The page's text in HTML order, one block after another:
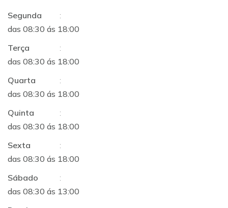
Segunda
:
das 08:30 ás 18:00
Terça
:
das 08:30 ás 18:00
Quarta
:
das 08:30 ás 18:00
Quinta
:
das 08:30 ás 18:00
Sexta
:
das 08:30 ás 18:00
Sábado
:
das 08:30 ás 13:00